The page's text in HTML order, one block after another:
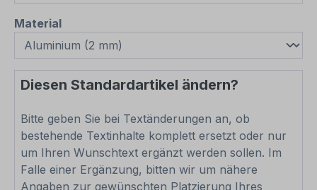
Materialauswählen
Diesen Standardartikel ändern?
Bitte geben Sie bei Textänderungen an, ob
bestehende Textinhalte komplett ersetzt oder nur
um Ihren Wunschtext ergänzt werden sollen. Im
Falle einer Ergänzung, bitten wir um nähere
Angaben zur gewünschten Platzierung Ihres